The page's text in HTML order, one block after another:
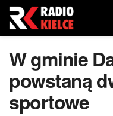
W gminie
powstaną
sportowe